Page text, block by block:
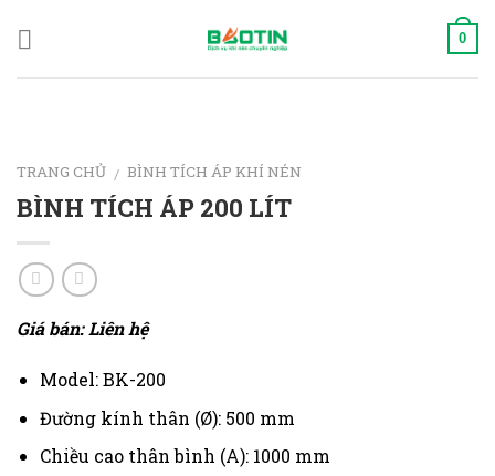
0
TRANG CHỦ / BÌNH TÍCH ÁP KHÍ NÉN
BÌNH TÍCH ÁP 200 LÍT
Giá bán: Liên hệ
Model: BK-200
Đường kính thân (Ø): 500 mm
Chiều cao thân bình (A): 1000 mm